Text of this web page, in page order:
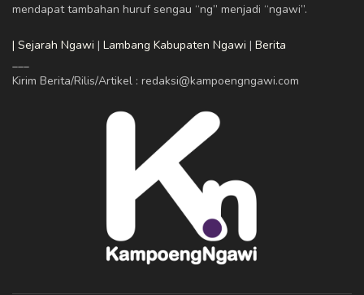
mendapat tambahan huruf sengau “ng” menjadi “ngawi”.
| Sejarah Ngawi | Lambang Kabupaten Ngawi | Berita
Kirim Berita/Rilis/Artikel : redaksi@kampoengngawi.com